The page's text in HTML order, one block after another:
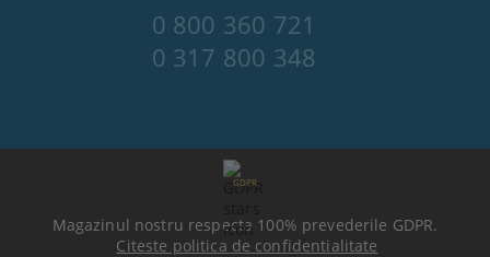
0 800 360 721
0 317 800 348
GDPR
Magazinul nostru respecta 100% prevederile GDPR.
Citeste politica de confidentialitate